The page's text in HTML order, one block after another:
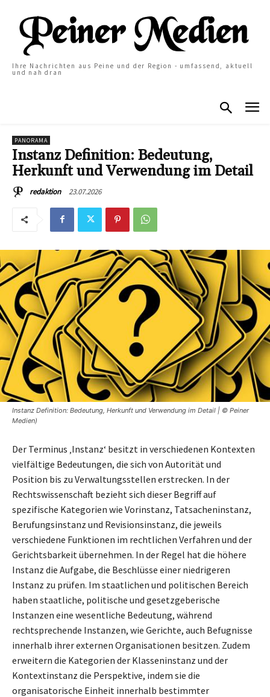
Ihre Nachrichten aus Peine und der Region - umfassend, aktuell
und nah dran
PANORAMA
Instanz Definition: Bedeutung,
Herkunft und Verwendung im Detail
redaktion 23.07.2026
Instanz Definition: Bedeutung, Herkunft und Verwendung im Detail | © Peiner
Medien)
Der Terminus ‚Instanz‘ besitzt in verschiedenen Kontexten
vielfältige Bedeutungen, die sich von Autorität und
Position bis zu Verwaltungsstellen erstrecken. In der
Rechtswissenschaft bezieht sich dieser Begriff auf
spezifische Kategorien wie Vorinstanz, Tatsacheninstanz,
Berufungsinstanz und Revisionsinstanz, die jeweils
verschiedene Funktionen im rechtlichen Verfahren und der
Gerichtsbarkeit übernehmen. In der Regel hat die höhere
Instanz die Aufgabe, die Beschlüsse einer niedrigeren
Instanz zu prüfen. Im staatlichen und politischen Bereich
haben staatliche, politische und gesetzgeberische
Instanzen eine wesentliche Bedeutung, während
rechtsprechende Instanzen, wie Gerichte, auch Befugnisse
innerhalb ihrer externen Organisationen besitzen. Zudem
erweitern die Kategorien der Klasseninstanz und der
Kontextinstanz die Perspektive, indem sie die
organisatorische Einheit innerhalb bestimmter